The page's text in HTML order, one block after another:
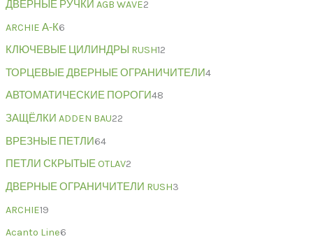
ДВЕРНЫЕ РУЧКИ AGB WAVE2
ARCHIE А-К6
КЛЮЧЕВЫЕ ЦИЛИНДРЫ RUSH12
ТОРЦЕВЫЕ ДВЕРНЫЕ ОГРАНИЧИТЕЛИ4
АВТОМАТИЧЕСКИЕ ПОРОГИ48
ЗАЩЁЛКИ ADDEN BAU22
ВРЕЗНЫЕ ПЕТЛИ64
ПЕТЛИ СКРЫТЫЕ OTLAV2
ДВЕРНЫЕ ОГРАНИЧИТЕЛИ RUSH3
ARCHIE19
Acanto Line6